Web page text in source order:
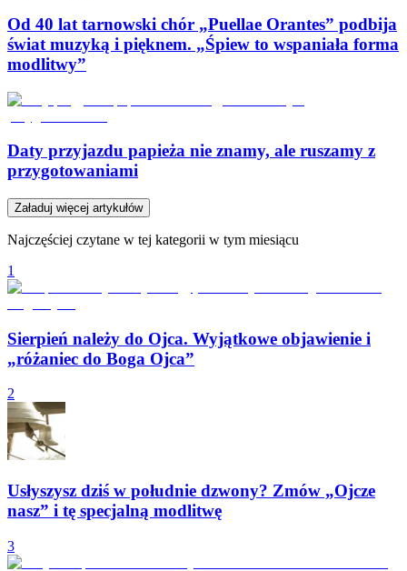
Od 40 lat tarnowski chór „Puellae Orantes” podbija
świat muzyką i pięknem. „Śpiew to wspaniała forma
modlitwy”
Daty przyjazdu papieża nie znamy, ale ruszamy z
przygotowaniami
Załaduj więcej artykułów
Najczęściej czytane w tej kategorii w tym miesiącu
1
Sierpień należy do Ojca. Wyjątkowe objawienie i
„różaniec do Boga Ojca”
2
Usłyszysz dziś w południe dzwony? Zmów „Ojcze
nasz” i tę specjalną modlitwę
3